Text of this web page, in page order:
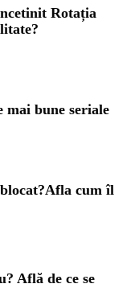
Rotația
mai bune seriale
cum îl
Află de ce se